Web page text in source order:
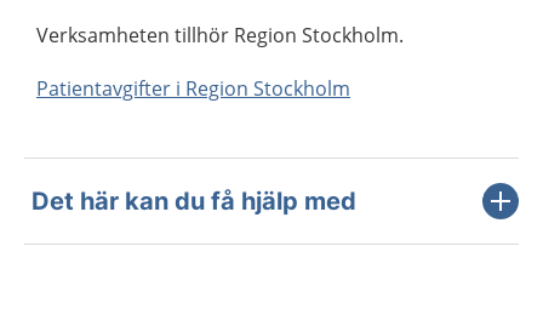
Verksamheten tillhör Region Stockholm.
Patientavgifter i Region Stockholm
Det här kan du få hjälp med